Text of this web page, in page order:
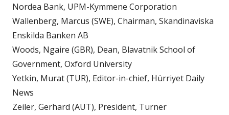
Nordea Bank, UPM-Kymmene Corporation
Wallenberg, Marcus (SWE), Chairman, Skandinaviska
Enskilda Banken AB
Woods, Ngaire (GBR), Dean, Blavatnik School of
Government, Oxford University
Yetkin, Murat (TUR), Editor-in-chief, Hürriyet Daily
News
Zeiler, Gerhard (AUT), President, Turner